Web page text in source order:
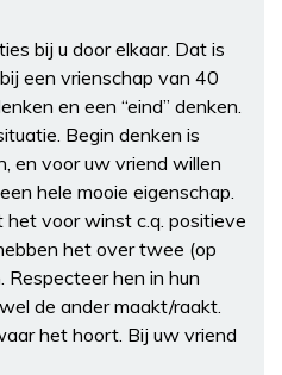
bij u door elkaar. Dat is
een vrienschap van 40
en een “eind” denken.
Begin denken is
en voor uw vriend willen
hele mooie eigenschap.
het voor winst c.q. positieve
het over twee (op
hen in hun
de ander maakt/raakt.
het hoort. Bij uw vriend